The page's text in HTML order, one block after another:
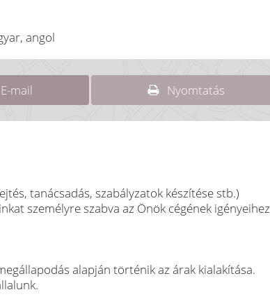
angol
E-mail Nyomtatás
tanácsadás, szabályzatok készítése stb.)
személyre szabva az Önök cégének igényeihez
alapján történik az árak kialakítása.